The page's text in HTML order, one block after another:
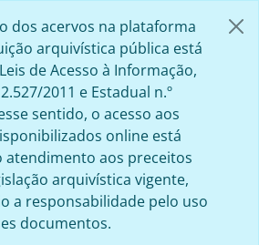
dos acervos na plataforma
arquivística pública está
de Acesso à Informação,
2011 e Estadual n.º
sentido, o acesso aos
online está
atendimento aos preceitos
arquivística vigente,
a responsabilidade pelo uso
documentos.